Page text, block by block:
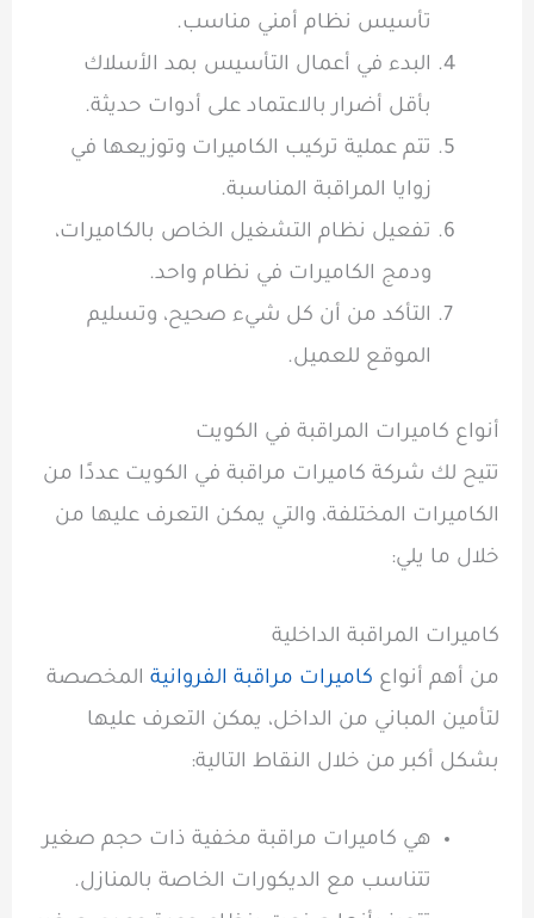
تأسيس نظام أمني مناسب.
البدء في أعمال التأسيس بمد الأسلاك
بأقل أضرار بالاعتماد على أدوات حديثة.
تتم عملية تركيب الكاميرات وتوزيعها في
زوايا المراقبة المناسبة.
تفعيل نظام التشغيل الخاص بالكاميرات،
ودمج الكاميرات في نظام واحد.
التأكد من أن كل شيء صحيح، وتسليم
الموقع للعميل.
أنواع كاميرات المراقبة في الكويت
تتيح لك شركة كاميرات مراقبة في الكويت عددًا من
الكاميرات المختلفة، والتي يمكن التعرف عليها من
خلال ما يلي:
كاميرات المراقبة الداخلية
من أهم أنواع كاميرات مراقبة الفروانية المخصصة
لتأمين المباني من الداخل، يمكن التعرف عليها
بشكل أكبر من خلال النقاط التالية:
هي كاميرات مراقبة مخفية ذات حجم صغير
تتناسب مع الديكورات الخاصة بالمنازل.